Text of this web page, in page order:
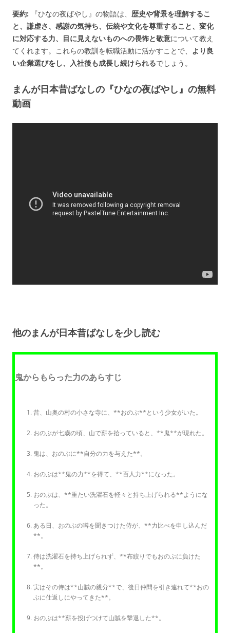
要約: 『ひなの夜ばやし』の物語は、 歴史や背景を理解するこ
と、謙虚さ、感謝の気持ち、伝統や文化を尊重すること、変化
に対応する力、目に見えないものへの畏怖と敬意について教え
てくれます。これらの教訓を転職活動に活かすことで、 より良
い企業選びをし、入社後も成長し続けられるでしょう。
まんが日本昔ばなしの『ひなの夜ばやし』の無料
動画
他のまんが日本昔ばなしを少し読む
鬼からもらった力のあらすじ
昔、山奥の村の小さな寺に、**おのぶ**という少女がいた。
おのぶが七歳の頃、山で薪を拾っていると、**鬼**が現れた。
鬼は、おのぶに**自分の力を与えた**。
おのぶは**鬼の力**を得て、**百人力**になった。
おのぶは、**重たい洗濯石を軽々と持ち上げられる**ようにな
った。
ある日、おのぶの噂を聞きつけた侍が、**力比べを申し込んだ
**。
侍は洗濯石を持ち上げられず、**布絞りでもおのぶに負けた
**。
実はその侍は**山賊の親分**で、後日仲間を引き連れて**おの
ぶに仕返しにやってきた**。
おのぶは**薪を投げつけて山賊を撃退した**。